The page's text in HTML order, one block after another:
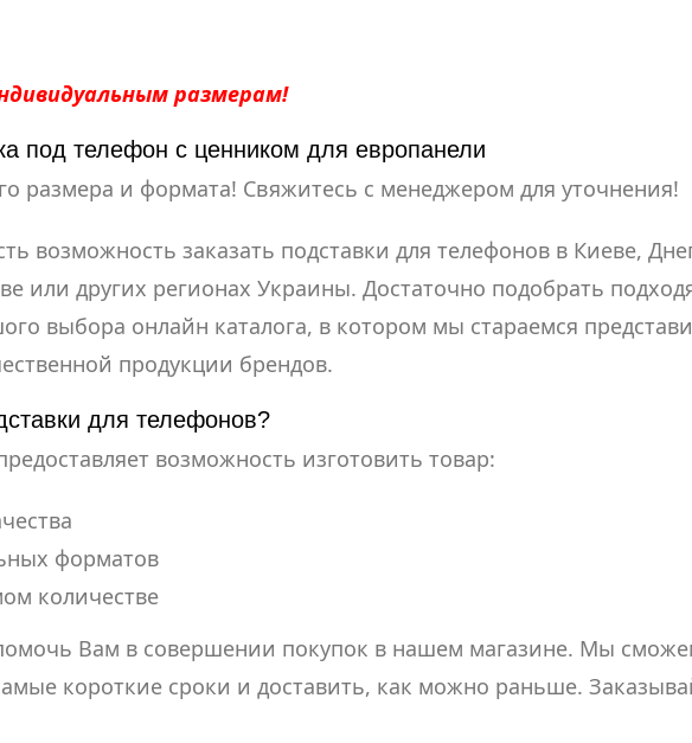
размерам!
под телефон с ценником для европанели
размера и формата! Свяжитесь с менеджером для уточнения!
возможность заказать подставки для телефонов в Киеве,
или других регионах Украины. Достаточно подобрать
выбора онлайн каталога, в котором мы стараемся
продукции брендов.
для телефонов?
возможность изготовить товар:
форматов
количестве
Вам в совершении покупок в нашем магазине. Мы
короткие сроки и доставить, как можно раньше.